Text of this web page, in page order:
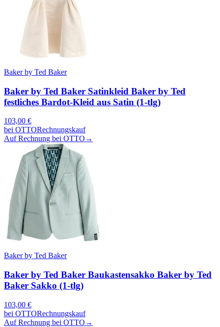
Baker by Ted Baker
Baker by Ted Baker Satinkleid Baker by Ted
festliches Bardot-Kleid aus Satin (1-tlg)
103,00 €
bei OTTORechnungskauf
Auf Rechnung bei OTTO →
Baker by Ted Baker
Baker by Ted Baker Baukastensakko Baker by Ted
Baker Sakko (1-tlg)
103,00 €
bei OTTORechnungskauf
Auf Rechnung bei OTTO →